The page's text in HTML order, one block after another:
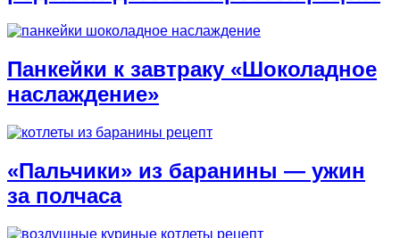
Панкейки к завтраку «Шоколадное
наслаждение»
«Пальчики» из баранины — ужин
за полчаса